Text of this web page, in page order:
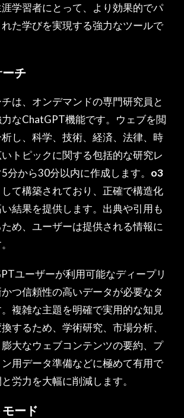
学習者にとって、より効果的でパ
た学びを実現する強力なツールで
チ
は、オンデマンドの専門研究員と
なChatGPT機能です。ウェブを閲
し、科学、技術、経済、法律、時
トピックに関する包括的な研究レ
分から30分以内に作成します。 o3
て構築されており、正確で構造化
結果を提供します。出典や引用も
め、ユーザーは提供される情報に
ユーザーが利用可能なディープリ
つ信頼性の高いデータが必要なタ
複雑な主題を明確で実用的な知見
するため、学術研究、市場分析、
大なウェブコンテンツの要約、プ
用データ準備などに極めて有用で
労力を大幅に削減します。
ード